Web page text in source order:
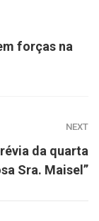
forças na
NEXT
da quarta
Sra. Maisel”